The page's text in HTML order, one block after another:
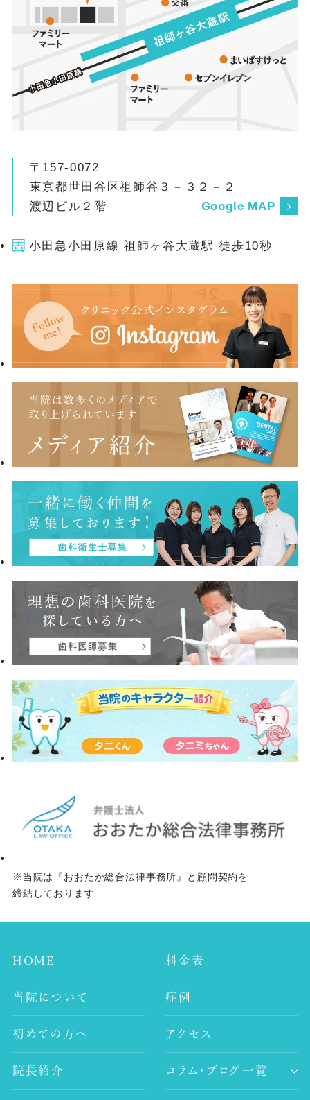
〒157-0072
東京都世田谷区祖師谷３－３２－２
渡辺ビル２階
Google MAP
小田急小田原線 祖師ヶ谷大蔵駅 徒歩10秒
※当院は『おおたか総合法律事務所』と顧問契約を
締結しております
HOME
当院について
初めての方へ
院長紹介
料金表
症例
アクセス
コラム・ブログ一覧